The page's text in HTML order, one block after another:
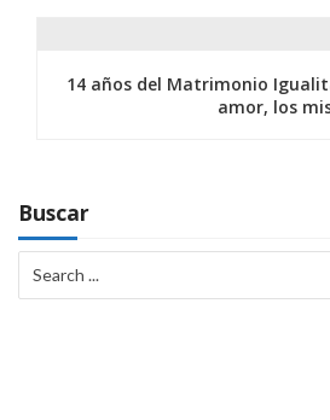
i
ó
14 años del Matrimonio
amor, los
Buscar
for: